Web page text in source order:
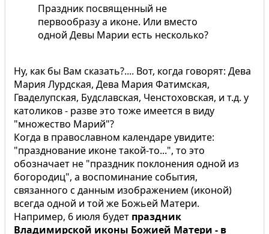
Праздник посвященный не
первообразу а иконе. Или вместо
одной Девы Марии есть несколько?
Ну, как бы Вам сказать?.... Вот, когда говорят: Дева
Мария Лурдская, Дева Мария Фатимская,
Гваделупская, Будславская, Ченстоховская, и т.д. у
католиков - разве это тоже имеется в виду
"множество Марий"?
Когда в православном календаре увидите:
"празднование иконе такой-то...", то это
обозначает не "праздник поклонения одной из
богородиц", а воспоминание события,
связанного с данным изображением (иконой)
всегда одной и той же Божьей Матери.
Например, 6 июля будет праздник
Владимирской иконы Божией Матери - в